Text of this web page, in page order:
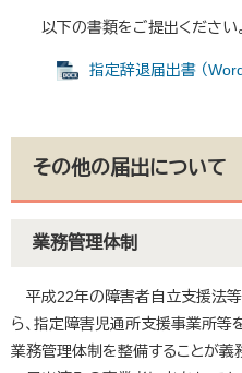
以下の書類をご提出ください。
指定辞退届出書 （Word
その他の届出について
業務管理体制
平成22年の障害者自立支援法等
ら、指定障害児通所支援事業所等
業務管理体制を整備することが義